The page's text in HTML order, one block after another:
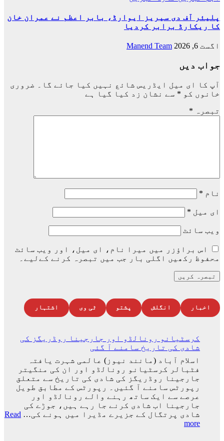
پلیئر آف دی سیریز ایوارڈ، بابر اعظم نے عمران خان
کا ریکارڈ برابر کردیا
اگست 6, 2026 Manend Team
جواب دیں
آپ کا ای میل ایڈریس شائع نہیں کیا جائے گا۔
ضروری
خانوں کو * سے نشان زد کیا گیا ہے
تبصرہ *
نام *
ای میل *
ویب‌ سائٹ
اس براؤزر میں میرا نام، ای میل، اور ویب سائٹ
محفوظ رکھیں اگلی بار جب میں تبصرہ کرنے کےلیے۔
اخبار انگلش پشتو ٹی وی اشتہار
کرسٹیانو رونالڈو اور جارجینا روڈریگز کی
شادی کی تاریخ سامنے آ گئی
اسلام آباد (مانند نیوز) عالمی شہرت یافتہ
فٹبالر کرسٹیانو رونالڈو اور ان کی منگیتر
جارجینا روڈریگز کی شادی کی تاریخ سے متعلق
رپورٹس سامنے آ گئیں۔ رپورٹس کے مطابق طویل
عرصے سے ایک ساتھ رہنے والے رونالڈو اور
جارجینا اب شادی کرنے جا رہے ہیں، جوڑے کی
شادی پرتگال کے جزیرے مڈیرا میں ہونے کی… Read
more
: